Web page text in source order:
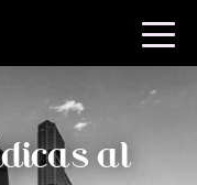
al